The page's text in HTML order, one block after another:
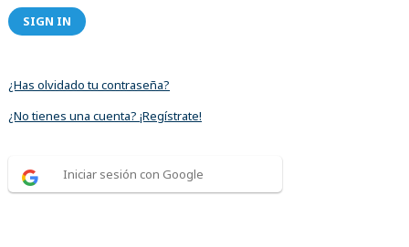
SIGN IN
¿Has olvidado tu contraseña?
¿No tienes una cuenta? ¡Regístrate!
Iniciar sesión con Google